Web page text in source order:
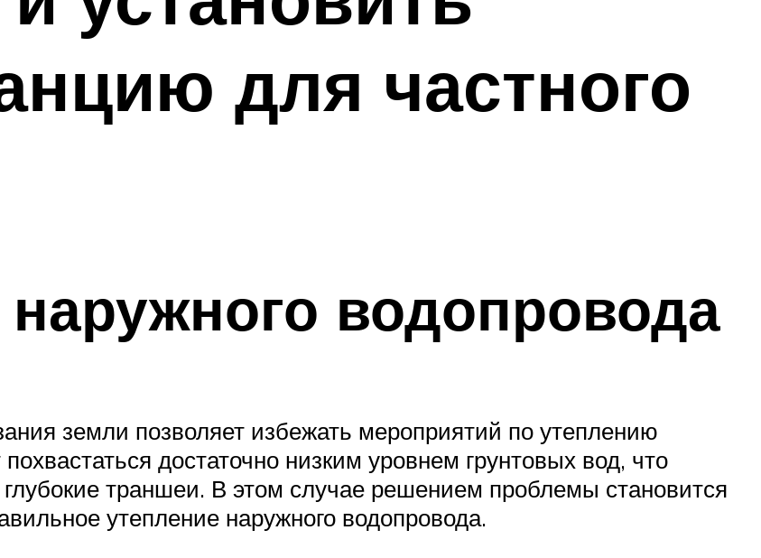
для частного
водопровода
земли позволяет избежать мероприятий по утеплению
достаточно низким уровнем грунтовых вод, что
траншеи. В этом случае решением проблемы становится
утепление наружного водопровода.